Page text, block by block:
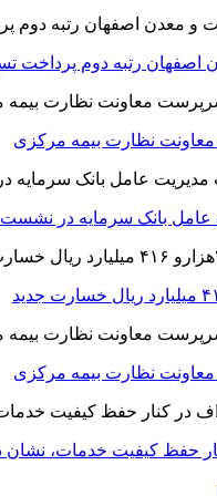
اصفهان رتبه دوم پرداخت
نظارت بیمه مرکزی
بانک سرمایه در نشست
نظارت بیمه مرکزی
حفظ کیفیت خدمات، نشان